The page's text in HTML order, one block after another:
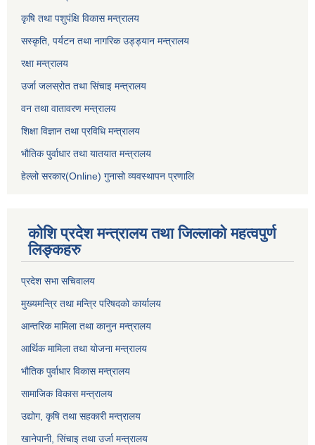
कृषि तथा पशुपंक्षि विकास मन्त्रालय
सस्कृति, पर्यटन तथा नागरिक उड्ड्यान मन्त्रालय
रक्षा मन्त्रालय
उर्जा जलस्रोत तथा सिंचाइ मन्‍त्रालय
वन तथा वातावरण मन्त्रालय
शिक्षा विज्ञान तथा प्रविधि मन्त्रालय
भौतिक पुर्वाधार तथा यातयात मन्त्रालय
हेल्लो सरकार(Online) गुनासो व्यवस्थापन प्रणालि
कोशि प्रदेश मन्त्रालय तथा जिल्लाको महत्वपुर्ण
लिङ्कहरु
प्रदेश सभा सचिवालय
मुख्यमन्त्रि तथा मन्त्रि परिषदको कार्यालय
आन्तरिक मामिला तथा कानुन मन्त्रालय
आर्थिक मामिला तथा योजना मन्त्रालय
भौतिक पुर्वाधार विकास मन्त्रालय
सामाजिक विकास मन्त्रालय
उद्योग, कृषि तथा सहकारी मन्त्रालय
खानेपानी, सिंचाइ तथा उर्जा मन्त्रालय